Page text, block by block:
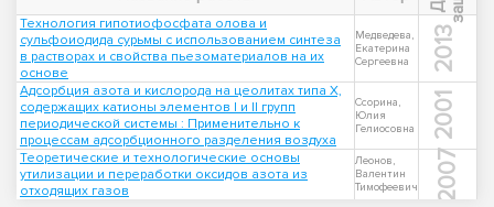
Технология гипотиофосфата олова и
сульфоиодида сурьмы с использованием синтеза
в растворах и свойства пьезоматериалов на их
основе
Медведева,
Екатерина
Сергеевна
2013
Адсорбция азота и кислорода на цеолитах типа Х,
содержащих катионы элементов I и II групп
периодической системы : Применительно к
процессам адсорбционного разделения воздуха
Ссорина,
Юлия
Гелиосовна
2001
Теоретические и технологические основы
утилизации и переработки оксидов азота из
отходящих газов
Леонов,
Валентин
Тимофеевич
2007